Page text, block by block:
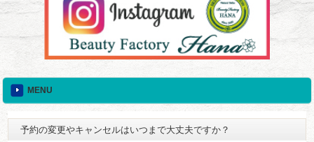
MENU
予約の変更やキャンセルはいつまで大丈夫ですか？